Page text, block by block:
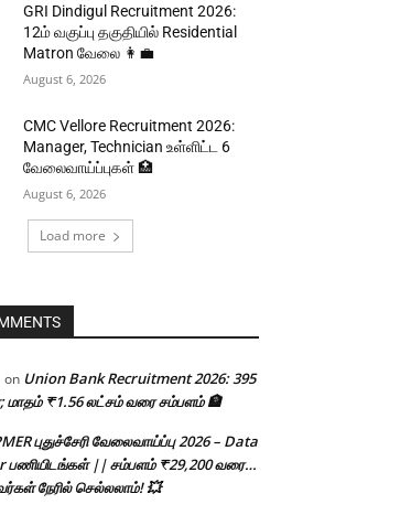
GRI Dindigul Recruitment 2026:
12ம் வகுப்பு தகுதியில் Residential
Matron வேலை 👩‍💼
August 6, 2026
CMC Vellore Recruitment 2026:
Manager, Technician உள்ளிட்ட 6
வேலைவாய்ப்புகள் 🏥
August 6, 2026
Load more
on Union Bank Recruitment 2026: 395
மாதம் ₹1.56 லட்சம் வரை சம்பளம் 🏦
புதுச்சேரி வேலைவாய்ப்பு 2026 – Data
பணியிடங்கள் || சம்பளம் ₹29,200 வரை…
நேரில் செல்லலாம்! 💥